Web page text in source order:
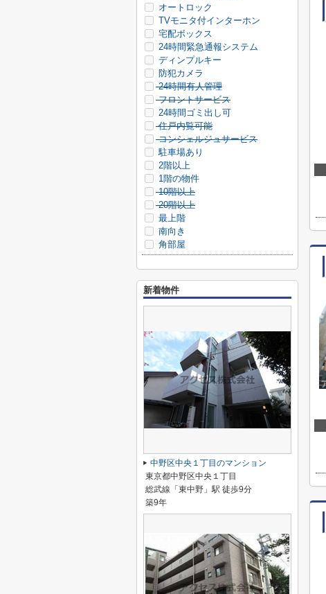
オートロック
TVモニタ付インターホン
宅配ボックス
24時間緊急通報システム
ディンプルキー
防犯カメラ
24時間有人管理
フロントサービス
24時間ゴミ出し可
住戸内覧可能
コンシェルジュサービス
駐車場あり
2階以上
1階の物件
10階以上
20階以上
最上階
南向き
角部屋
新着物件
中野区中央１丁目のマンション
東京都中野区中央１丁目
総武線「東中野」駅 徒歩9分
築9年